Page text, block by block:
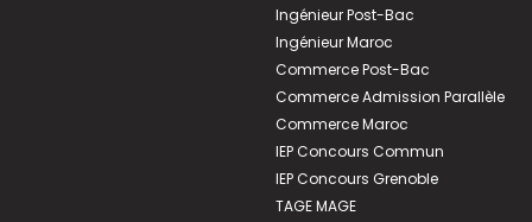
Ingénieur Post-Bac
Ingénieur Maroc
Commerce Post-Bac
Commerce Admission Parallèle
Commerce Maroc
IEP Concours Commun
IEP Concours Grenoble
TAGE MAGE